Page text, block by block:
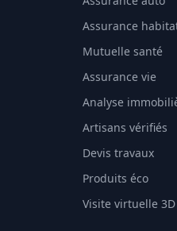
Assurance
Mutuelle santé
Assurance vie
Analyse
Artisans vérifiés
Devis travaux
Produits éco
Visite virtuelle 3D